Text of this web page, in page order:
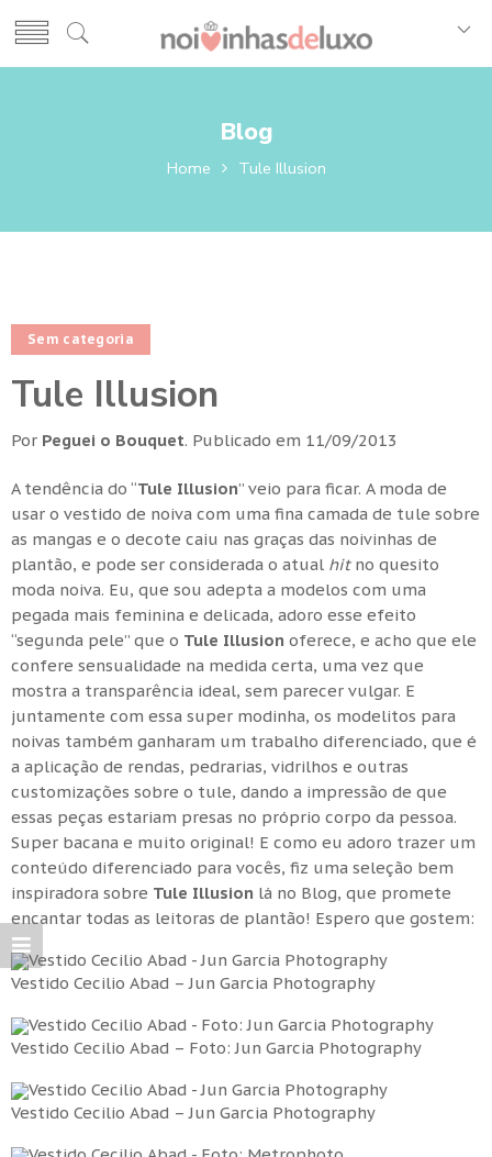
Blog
Home Tule Illusion
Sem categoria
Tule Illusion
Por Peguei o Bouquet. Publicado em 11/09/2013
A tendência do “Tule Illusion” veio para ficar. A moda de
usar o vestido de noiva com uma fina camada de tule sobre
as mangas e o decote caiu nas graças das noivinhas de
plantão, e pode ser considerada o atual hitno quesito
moda noiva. Eu, que sou adepta a modelos com uma
pegada mais feminina e delicada, adoro esse efeito
“segunda pele” que o Tule Illusion oferece, e acho que ele
confere sensualidade na medida certa, uma vez que
mostra a transparência ideal, sem parecer vulgar. E
juntamente com essa super modinha, os modelitos para
noivas também ganharam um trabalho diferenciado, que é
a aplicação de rendas, pedrarias, vidrilhos e outras
customizações sobre o tule, dando a impressão de que
essas peças estariam presas no próprio corpo da pessoa.
Super bacana e muito original! E como eu adoro trazer um
conteúdo diferenciado para vocês, fiz uma seleção bem
inspiradora sobre Tule Illusion lá no Blog, que promete
encantar todas as leitoras de plantão! Espero que gostem:
Vestido Cecilio Abad – Jun Garcia Photography
Vestido Cecilio Abad – Foto: Jun Garcia Photography
Vestido Cecilio Abad – Jun Garcia Photography